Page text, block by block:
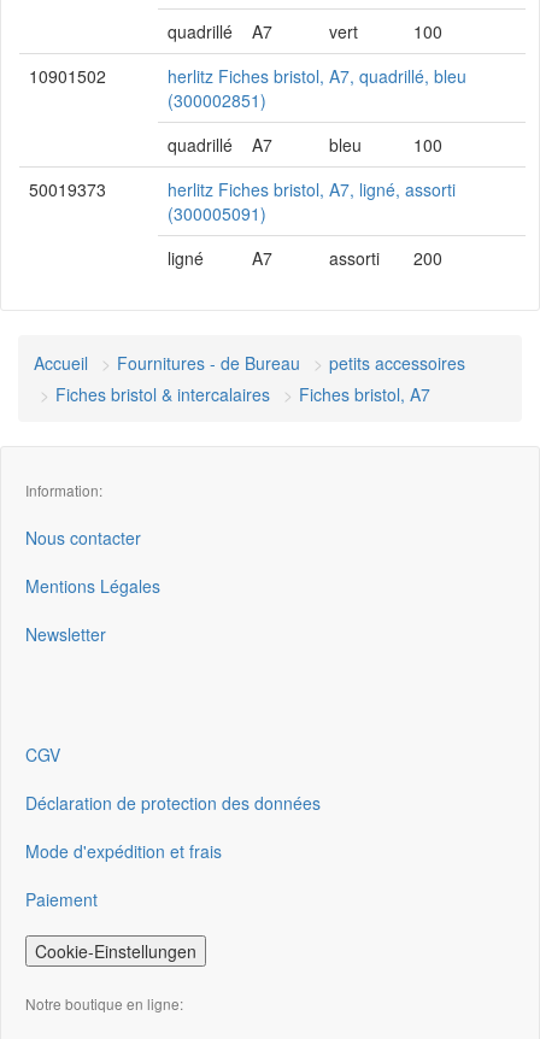
quadrillé
A7 vert
100
10901502
herlitz Fiches bristol, A7, quadrillé, bleu
(300002851)
quadrillé
A7 bleu
100
50019373
herlitz Fiches bristol, A7, ligné, assorti
(300005091)
ligné
A7 assorti 200
Accueil Fournitures - de Bureau
petits accessoires
Fiches bristol & intercalaires
Fiches bristol, A7
Information:
Nous contacter
Mentions Légales
Newsletter
CGV
Déclaration de protection des données
Mode d'expédition et frais
Paiement
Cookie-Einstellungen
Notre boutique en ligne: